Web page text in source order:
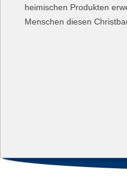
heimischen Produkten
Menschen diesen